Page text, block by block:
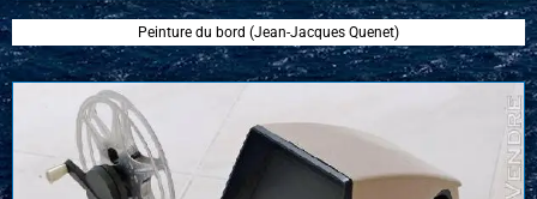
Peinture du bord (Jean-Jacques Quenet)